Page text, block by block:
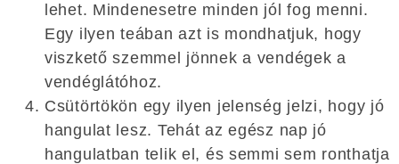
lehet. Mindenesetre minden jól fog menni.
Egy ilyen teában azt is mondhatjuk, hogy
viszkető szemmel jönnek a vendégek a
vendéglátóhoz.
Csütörtökön egy ilyen jelenség jelzi, hogy jó
hangulat lesz. Tehát az egész nap jó
hangulatban telik el, és semmi sem ronthatja